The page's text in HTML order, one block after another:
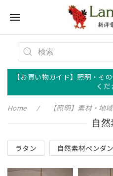
【お買い物ガイド】照明・
くだ
Home 【照明】素材・地
自
ラタン 自然素材ペンダ